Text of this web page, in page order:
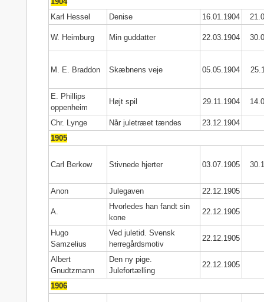
Karl Hessel
Denise 16.01.1904
W. Heimburg Min guddatter 22.03.1904
M. E. Braddon Skæbnens veje 05.05.1904
E. Phillips
oppenheim
Højt spil 29.11.1904
Chr. Lynge Når juletræet tændes
23.12.1904
1905
Carl Berkow Stivnede hjerter 03.07.1905
Anon Julegaven 22.12.1905
A.
Hvorledes han fandt sin
kone
22.12.1905
Hugo
Samzelius
Ved juletid. Svensk
herregårdsmotiv
22.12.1905
Albert
Gnudtzmann
Den ny pige.
Julefortælling
22.12.1905
1906